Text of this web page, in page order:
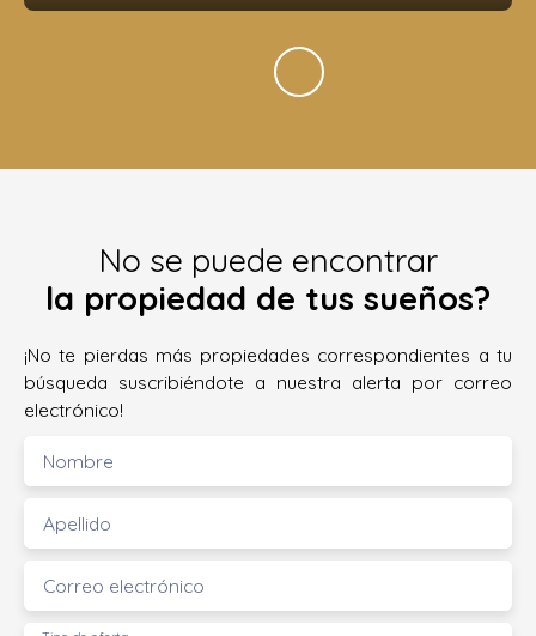
No se puede encontrar
la propiedad de tus sueños?
¡No te pierdas más propiedades correspondientes a tu
búsqueda suscribiéndote a nuestra alerta por correo
electrónico!
Nombre
Apellido
Correo electrónico